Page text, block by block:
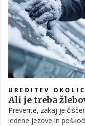
UREDITEV
Ali je treba
Preverite, zakaj je
ledene jezove in